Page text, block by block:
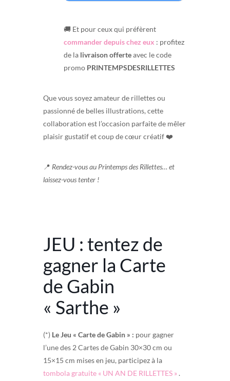
🚚 Et pour ceux qui préfèrent
commander depuis chez eux : profitez
de la livraison offerteavec le code
promo PRINTEMPSDESRILLETTES
Que vous soyez amateur de rillettes ou
passionné de belles illustrations, cette
collaboration est l’occasion parfaite de mêler
plaisir gustatif et coup de cœur créatif ❤️
📍 Rendez-vous au Printemps des Rillettes… et
laissez-vous tenter !
JEU : tentez de
gagner la Carte
de Gabin
« Sarthe »
(*) Le Jeu « Carte de Gabin » : pour gagner
l’une des 2 Cartes de Gabin 30×30 cm ou
15×15 cm mises en jeu, participez à la
tombola gratuite « UN AN DE RILLETTES ».